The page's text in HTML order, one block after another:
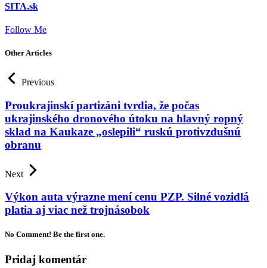
SITA.sk
Follow Me
Other Articles
Previous
Proukrajinskí partizáni tvrdia, že počas
ukrajinského dronového útoku na hlavný ropný
sklad na Kaukaze „oslepili“ ruskú protivzdušnú
obranu
Next
Výkon auta výrazne mení cenu PZP. Silné vozidlá
platia aj viac než trojnásobok
No Comment! Be the first one.
Pridaj komentár